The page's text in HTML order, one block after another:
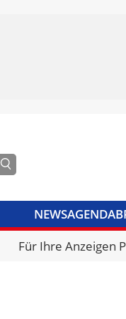
NEWSAGENDA
VIDEOSBIBLIOTHEK
Für Ihre Anzeigen